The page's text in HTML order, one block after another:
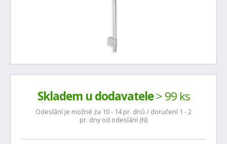
Skladem u dodavatele> 99 ks
Odeslání je možné za 10 - 14 pr. dnů / doručení 1 - 2
pr. dny od odeslání (N)